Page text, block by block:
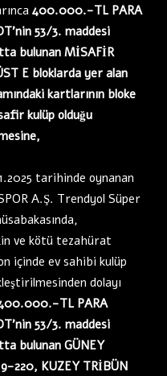
400.000.-TL PARA
53/3. maddesi
bulunan MİSAFİR
E bloklarda yer alan
kartlarının bloke
kulüp olduğu
tarihinde oynanan
A.Ş. Trendyol Süper
ve kötü tezahürat
içinde ev sahibi kulüp
dolayı
TL PARA
53/3. maddesi
bulunan GÜNEY
220, KUZEY TRİBÜN